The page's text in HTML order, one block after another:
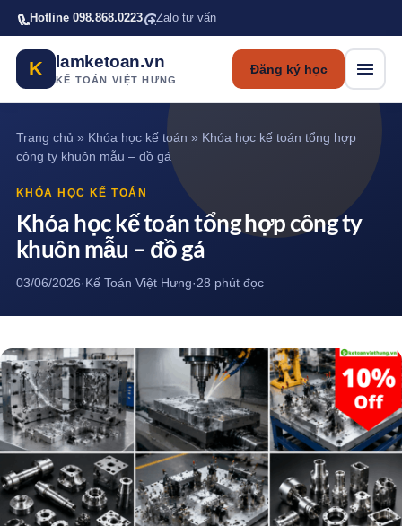
Bỏ qua tới nội dung chính
Hotline 098.868.0223 Zalo tư vấn
K lamketoan.vn
KẾ TOÁN VIỆT HƯNG
Đăng ký học
Trang chủ » Khóa học kế toán » Khóa học kế toán tổng hợp
công ty khuôn mẫu – đồ gá
KHÓA HỌC KẾ TOÁN
Khóa học kế toán tổng hợp công ty
khuôn mẫu – đồ gá
03/06/2026·Kế Toán Việt Hưng·28 phút đọc